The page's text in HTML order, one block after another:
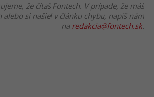
že čítaš Fontech. V prípade, že máš
alebo si našiel v článku chybu, napíš nám
na redakcia@fontech.sk.